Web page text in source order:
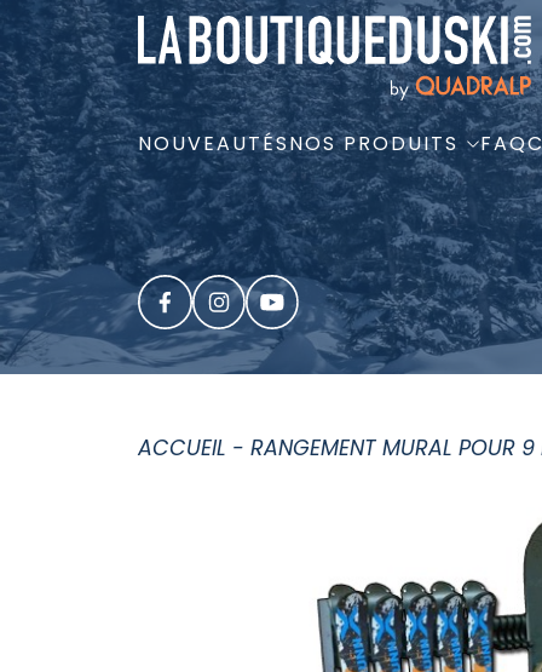
NOUVEAUTÉSNOS PRODUITS FAQ
ACCUEIL - RANGEMENT MURAL POUR